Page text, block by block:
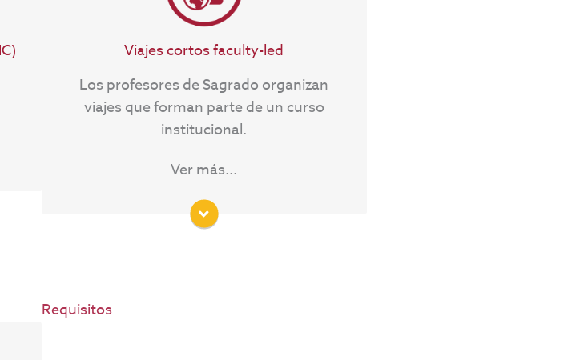
Viajes cortos faculty-led
Los profesores de Sagrado organizan
viajes que forman parte de un curso
institucional.
Ver más...
viajes pueden ocurrir durante el semestre
o el verano.
Para más información, comunícate con
internacional@sagrado.edu
Requisitos